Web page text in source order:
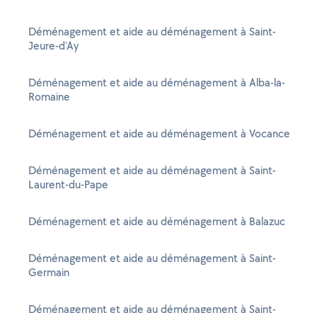
Déménagement et aide au déménagement à Saint-
Jeure-d'Ay
Déménagement et aide au déménagement à Alba-la-
Romaine
Déménagement et aide au déménagement à Vocance
Déménagement et aide au déménagement à Saint-
Laurent-du-Pape
Déménagement et aide au déménagement à Balazuc
Déménagement et aide au déménagement à Saint-
Germain
Déménagement et aide au déménagement à Saint-